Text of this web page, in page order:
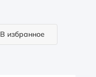
В избранное